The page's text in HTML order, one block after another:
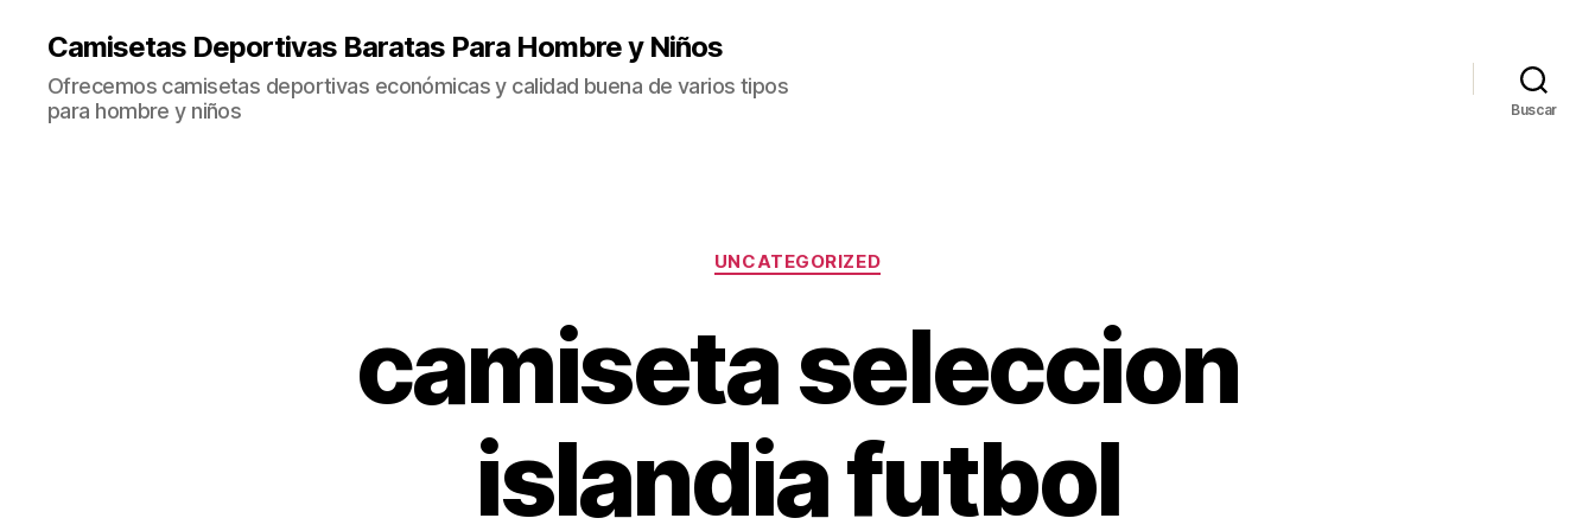
Camisetas Deportivas Baratas Para Hombre y Niños
Ofrecemos camisetas deportivas económicas y calidad buena de varios tipos
para hombre y niños
Buscar
Categorías
UNCATEGORIZED
camiseta seleccion
islandia futbol